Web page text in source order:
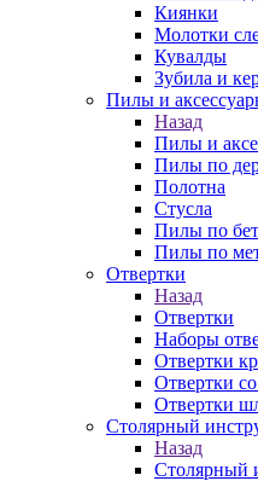
Киянки
Молотки
Кувалды
Зубила и
Пилы и
Назад
Пилы и
Пилы по
Полотна
Стусла
Пилы по
Пилы по
Отвертки
Назад
Отвертки
Наборы
Отвертки
Отвертки
Отвертки
Столярный
Назад
Столярный